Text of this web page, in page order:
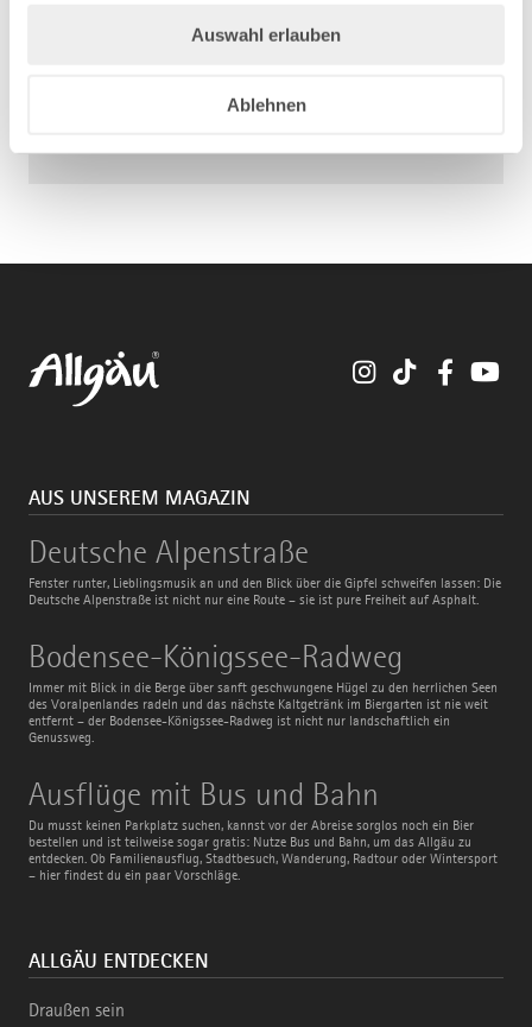
Auswahl erlauben
Ablehnen
InstagramTikTok
AUS UNSEREM MAGAZIN
Deutsche Alpenstraße
Fenster runter, Lieblingsmusik an und den Blick über die Gipfel schweifen lassen: Die
Deutsche Alpenstraße ist nicht nur eine Route – sie ist pure Freiheit auf Asphalt.
Deutsche
Alpenstraße
Bodensee-Königssee-Radweg
Immer mit Blick in die Berge über sanft geschwungene Hügel zu den herrlichen Seen
des Voralpenlandes radeln und das nächste Kaltgetränk im Biergarten ist nie weit
entfernt – der Bodensee-Königssee-Radweg ist nicht nur landschaftlich ein
Genussweg.
Bodensee-
Königssee-
Radweg
Ausflüge mit Bus und Bahn
Du musst keinen Parkplatz suchen, kannst vor der Abreise sorglos noch ein Bier
bestellen und ist teilweise sogar gratis: Nutze Bus und Bahn, um das Allgäu zu
entdecken. Ob Familienausflug, Stadtbesuch, Wanderung, Radtour oder Wintersport
– hier findest du ein paar Vorschläge.
Ausflüge
mit
Bus
und
Bahn
ALLGÄU ENTDECKEN
Draußen sein